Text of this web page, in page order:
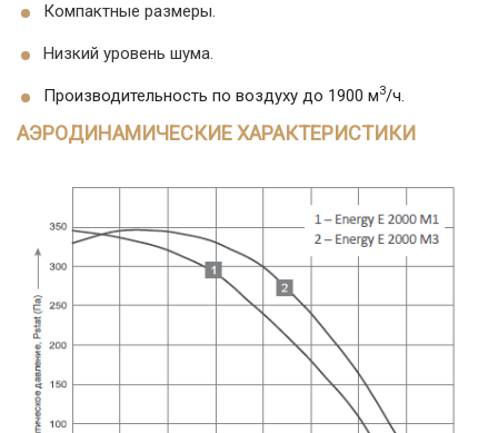
Компактные размеры.
Низкий уровень шума.
Производительность по воздуху до 1900 м3/ч.
АЭРОДИНАМИЧЕСКИЕ ХАРАКТЕРИСТИКИ